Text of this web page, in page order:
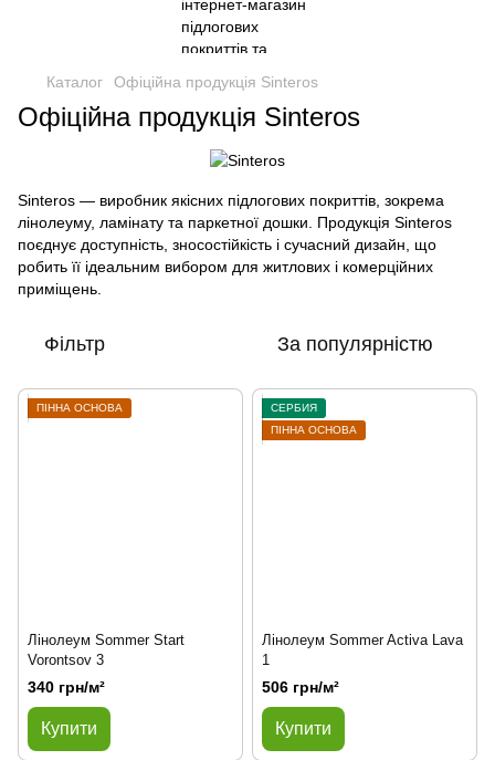
Каталог Офіційна продукція Sinteros
Офіційна продукція Sinteros
Sinteros — виробник якісних підлогових покриттів, зокрема
лінолеуму, ламінату та паркетної дошки. Продукція Sinteros
поєднує доступність, зносостійкість і сучасний дизайн, що
робить її ідеальним вибором для житлових і комерційних
приміщень.
Фільтр За популярністю
ПІННА ОСНОВА
Лінолеум Sommer Start
Vorontsov 3
340 грн/м²
Купити
СЕРБИЯ
ПІННА ОСНОВА
Лінолеум Sommer Activa Lava
1
506 грн/м²
Купити